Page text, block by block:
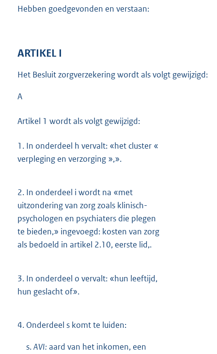
Hebben goedgevonden en verstaan:
ARTIKEL I
Het Besluit zorgverzekering wordt als volgt gewijzigd:
A
Artikel 1 wordt als volgt gewijzigd:
1. In onderdeel h vervalt: «het cluster «
verpleging en verzorging »,».
2. In onderdeel i wordt na «met
uitzondering van zorg zoals klinisch-
psychologen en psychiaters die plegen
te bieden,» ingevoegd: kosten van zorg
als bedoeld in artikel 2.10, eerste lid,.
3. In onderdeel o vervalt: «hun leeftijd,
hun geslacht of».
4. Onderdeel s komt te luiden:
s.AVI: aard van het inkomen, een